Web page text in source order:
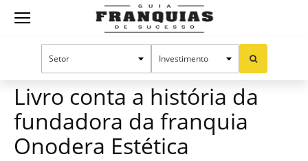
Guia
Empreendedorismo Mercado de franquias
Livro conta a história da
fundadora da franquia
Onodera Estética